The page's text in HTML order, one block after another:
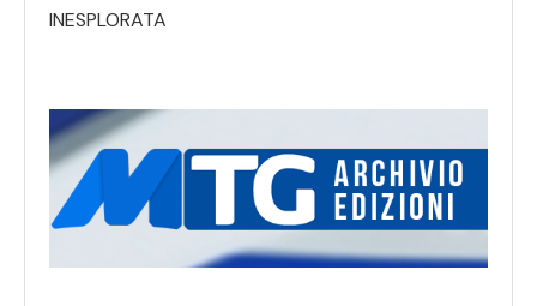
INESPLORATA